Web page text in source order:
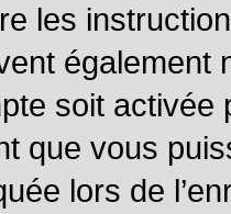
les
également
soit activée
que vous
lors de